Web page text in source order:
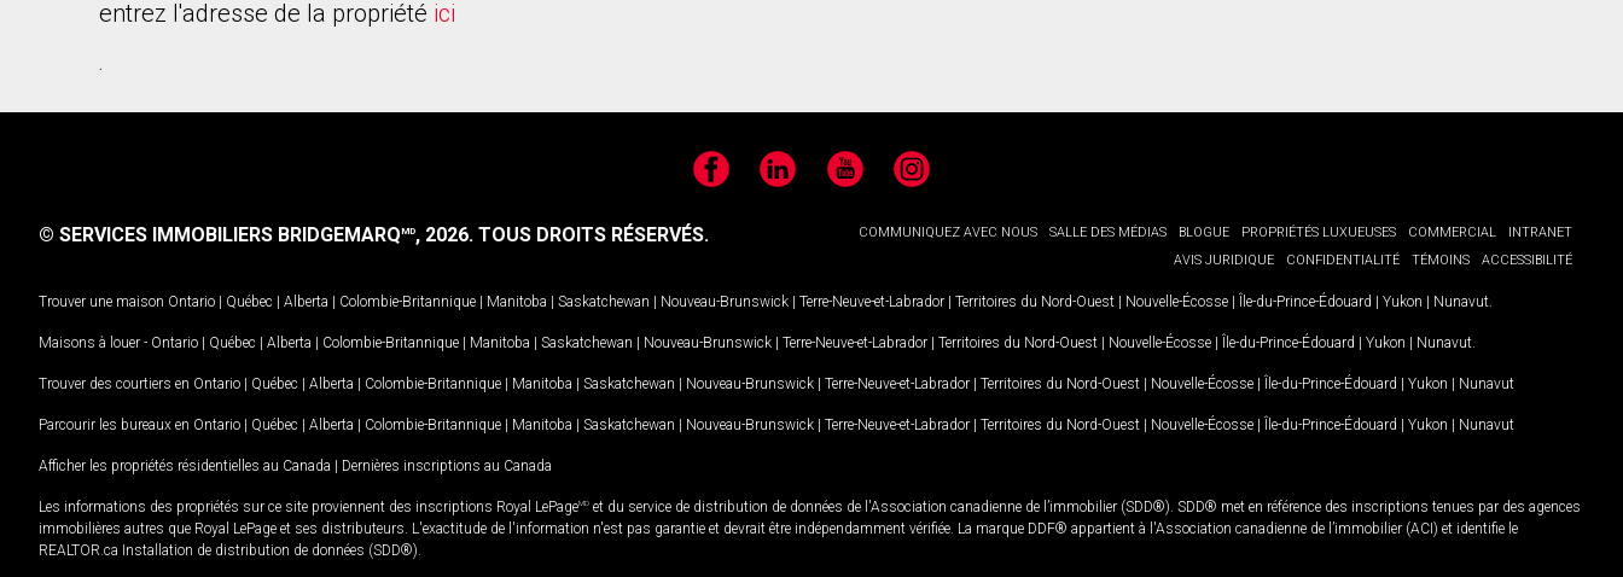
entrez l'adresse de la propriété ici
.
FacebookLinkedIn YouTubeInstagram
COMMUNIQUEZ AVEC NOUS SALLE DES MÉDIAS BLOGUE PROPRIÉTÉS LUXUEUSES COMMERCIAL
INTRANET
AVIS JURIDIQUE
CONFIDENTIALITÉ TÉMOINS ACCESSIBILITÉ
© SERVICES IMMOBILIERS BRIDGEMARQMD, 2026. TOUS DROITS RÉSERVÉS.
Trouver une maison Ontario | Québec | Alberta | Colombie-Britannique | Manitoba | Saskatchewan | Nouveau-Brunswick | Terre-Neuve-et-Labrador | Territoires du Nord-Ouest | Nouvelle-Écosse | Île-du-Prince-Édouard | Yukon | Nunavut
Maisons à louer - Ontario | Québec | Alberta | Colombie-Britannique | Manitoba | Saskatchewan | Nouveau-Brunswick | Terre-Neuve-et-Labrador | Territoires du Nord-Ouest | Nouvelle-Écosse | Île-du-Prince-Édouard | Yukon | Nunavut
Trouver des courtiers en Ontario | Québec | Alberta | Colombie-Britannique | Manitoba | Saskatchewan | Nouveau-Brunswick | Terre-Neuve-et-Labrador | Territoires du Nord-Ouest | Nouvelle-Écosse | Île-du-Prince-Édouard | Yukon | Nunavut
Parcourir les bureaux en Ontario | Québec | Alberta | Colombie-Britannique | Manitoba | Saskatchewan | Nouveau-Brunswick | Terre-Neuve-et-Labrador | Territoires du Nord-Ouest | Nouvelle-Écosse | Île-du-Prince-Édouard | Yukon | Nunavut
Afficher les propriétés résidentielles au Canada | Dernières inscriptions au Canada
Les informations des propriétés sur ce site proviennent des inscriptions Royal LePageMD et du service de distribution de données de l'Association canadienne de l’immobilier (SDD®). SDD® met en référence des inscriptions tenues par des agences
immobilières autres que Royal LePage et ses distributeurs. L'exactitude de l'information n'est pas garantie et devrait être indépendamment vérifiée. La marque DDF® appartient à l'Association canadienne de l’immobilier (ACI) et identifie le
REALTOR.ca Installation de distribution de données (SDD®).